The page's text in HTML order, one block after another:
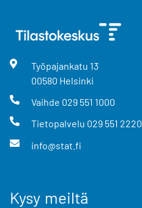
Työpajankatu 13
00580 Helsinki
Vaihde 029 551 1000
Tietopalvelu 029 551 2220
info@stat.fi
Kysy meiltä